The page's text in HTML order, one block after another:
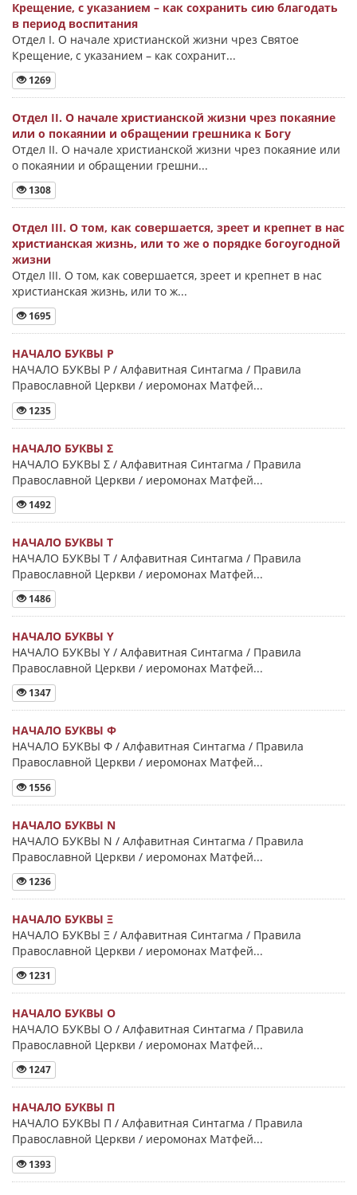
Крещение, с указанием – как сохранить сию благодать
в период воспитания
Отдел I. О начале христианской жизни чрез Святое
Крещение, с указанием – как сохранит...
1269
Отдел II. О начале христианской жизни чрез покаяние
или о покаянии и обращении грешника к Богу
Отдел II. О начале христианской жизни чрез покаяние или
о покаянии и обращении грешни...
1308
Отдел III. О том, как совершается, зреет и крепнет в нас
христианская жизнь, или то же о порядке богоугодной
жизни
Отдел III. О том, как совершается, зреет и крепнет в нас
христианская жизнь, или то ж...
1695
НАЧАЛО БУКВЫ Ρ
НАЧАЛО БУКВЫ Ρ / Алфавитная Синтагма / Правила
Православной Церкви / иеромонах Матфей...
1235
НАЧАЛО БУКВЫ Σ
НАЧАЛО БУКВЫ Σ / Алфавитная Синтагма / Правила
Православной Церкви / иеромонах Матфей...
1492
НАЧАЛО БУКВЫ Τ
НАЧАЛО БУКВЫ Τ / Алфавитная Синтагма / Правила
Православной Церкви / иеромонах Матфей...
1486
НАЧАЛО БУКВЫ Y
НАЧАЛО БУКВЫ Y / Алфавитная Синтагма / Правила
Православной Церкви / иеромонах Матфей...
1347
НАЧАЛО БУКВЫ Φ
НАЧАЛО БУКВЫ Φ / Алфавитная Синтагма / Правила
Православной Церкви / иеромонах Матфей...
1556
НАЧАЛО БУКВЫ Ν
НАЧАЛО БУКВЫ Ν / Алфавитная Синтагма / Правила
Православной Церкви / иеромонах Матфей...
1236
НАЧАЛО БУКВЫ Ξ
НАЧАЛО БУКВЫ Ξ / Алфавитная Синтагма / Правила
Православной Церкви / иеромонах Матфей...
1231
НАЧАЛО БУКВЫ Ο
НАЧАЛО БУКВЫ Ο / Алфавитная Синтагма / Правила
Православной Церкви / иеромонах Матфей...
1247
НАЧАЛО БУКВЫ Π
НАЧАЛО БУКВЫ Π / Алфавитная Синтагма / Правила
Православной Церкви / иеромонах Матфей...
1393